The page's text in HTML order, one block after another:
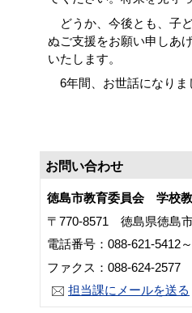
どうか、今後とも、子
ぬご支援をお願い申しあ
いたします。
6年間、お世話になりま
徳島市
お問い合わせ
徳島市教育委員会 学校
〒770-8571 徳島県徳島
電話番号：088-621-5412
ファクス：088-624-2577
担当課にメールを送る